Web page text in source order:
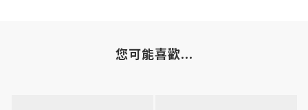
您可能喜歡...